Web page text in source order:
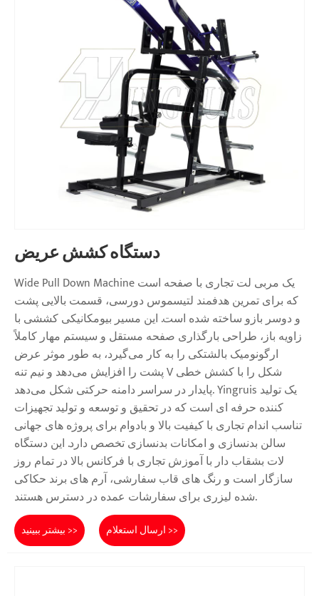
دستگاه کشش عریض
Wide Pull Down Machine یک مربی لت تجاری با صفحه است
که برای تمرین هدفمند لتیسموس دورسی، قسمت بالایی پشت
و دوسر بازو ساخته شده است. این مسیر بیومکانیکی کششی با
زاویه باز، طراحی بارگذاری صفحه مستقل و سیستم مهار کاملاً
ارگونومیک بالشتکی را به کار می‌گیرد، به طور موثر عرض
پشت را افزایش می‌دهد و نیم تنه V شکل را با کشش خطی
پایدار در سراسر دامنه حرکتی شکل می‌دهد. Yingruis یک تولید
کننده حرفه ای است که در تحقیق و توسعه و تولید تجهیزات
تناسب اندام تجاری با کیفیت بالا و بادوام برای پروژه های جهانی
سالن بدنسازی و امکانات بدنسازی تخصص دارد. این دستگاه
لات بشقاب دار با آموزش تجاری با فرکانس بالا در تمام روز
سازگار است و رنگ های قاب سفارشی، آرم های برند حکاکی
شده لیزری برای سفارشات عمده در دسترس هستند.
بیشتر ببینید >> ارسال استعلام >>